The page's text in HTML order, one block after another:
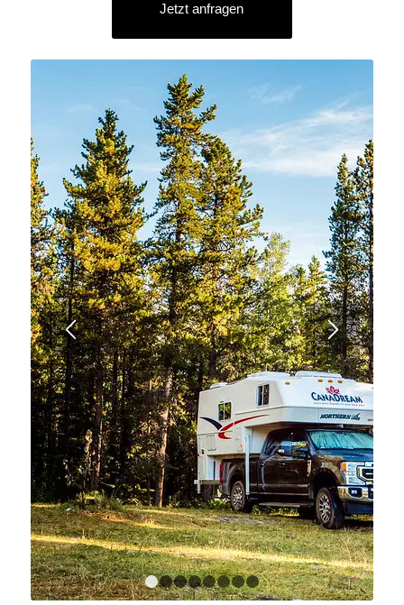
Jetzt anfragen
1 2 3 4 5 6 7 8